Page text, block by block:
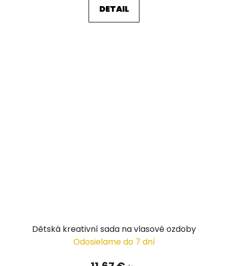
DETAIL
Dětská kreativní sada na vlasové ozdoby
Odosielame do 7 dní